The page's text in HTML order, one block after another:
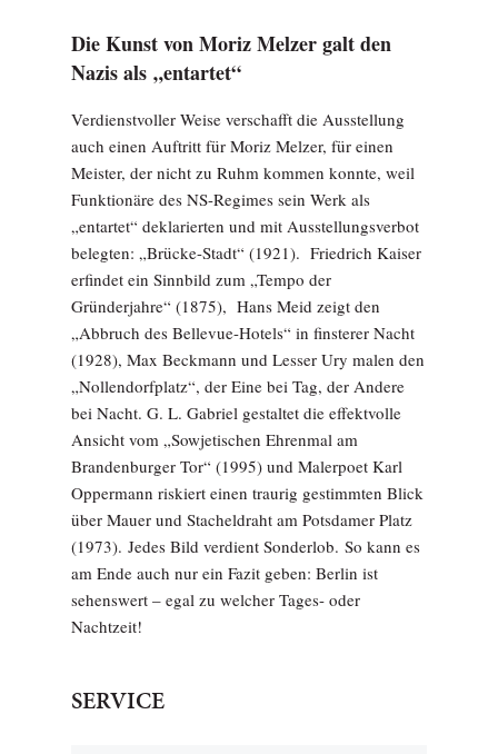
Die Kunst von Moriz Melzer galt den
Nazis als „entartet“
Verdienstvoller Weise verschafft die Ausstellung
auch einen Auftritt für Moriz Melzer, für einen
Meister, der nicht zu Ruhm kommen konnte, weil
Funktionäre des NS-Regimes sein Werk als
„entartet“ deklarierten und mit Ausstellungsverbot
belegten: „Brücke-Stadt“ (1921). Friedrich Kaiser
erfindet ein Sinnbild zum „Tempo der
Gründerjahre“ (1875), Hans Meid zeigt den
„Abbruch des Bellevue-Hotels“ in finsterer Nacht
(1928), Max Beckmann und Lesser Ury malen den
„Nollendorfplatz“, der Eine bei Tag, der Andere
bei Nacht. G. L. Gabriel gestaltet die effektvolle
Ansicht vom „Sowjetischen Ehrenmal am
Brandenburger Tor“ (1995) und Malerpoet Karl
Oppermann riskiert einen traurig gestimmten Blick
über Mauer und Stacheldraht am Potsdamer Platz
(1973). Jedes Bild verdient Sonderlob. So kann es
am Ende auch nur ein Fazit geben: Berlin ist
sehenswert – egal zu welcher Tages- oder
Nachtzeit!
SERVICE